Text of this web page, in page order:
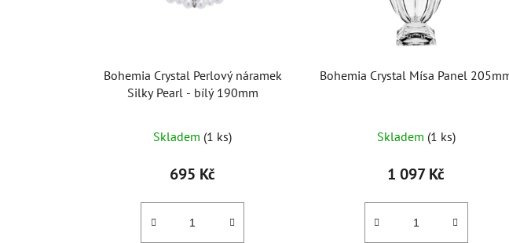
Bohemia Crystal Perlový náramek
Silky Pearl - bílý 190mm
Skladem (1 ks)
695 Kč
Bohemia Crystal Mísa Panel
Skladem (1 ks)
1 097 Kč